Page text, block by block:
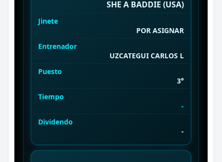
SHE A BADDIE (USA)
Jinete
POR ASIGNAR
Entrenador
UZCATEGUI CARLOS L
Puesto
3°
Tiempo
-
Dividendo
-